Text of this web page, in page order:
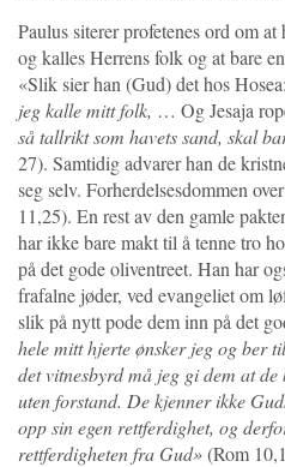
Paulus siterer profetenes ord om
og kalles Herrens folk og at bare
«Slik sier han (Gud) det hos Hosea:
jeg kalle mitt folk, … Og Jesaja
så tallrikt som havets sand, skal
27). Samtidig advarer han de
seg selv. Forherdelsesdommen
11,25). En rest av den gamle
har ikke bare makt til å tenne tro
på det gode oliventreet. Han har
frafalne jøder, ved evangeliet om
slik på nytt pode dem inn på det
hele mitt hjerte ønsker jeg og ber
det vitnesbyrd må jeg gi dem at
uten forstand. De kjenner ikke
opp sin egen rettferdighet, og
rettferdigheten fra Gud»(Rom